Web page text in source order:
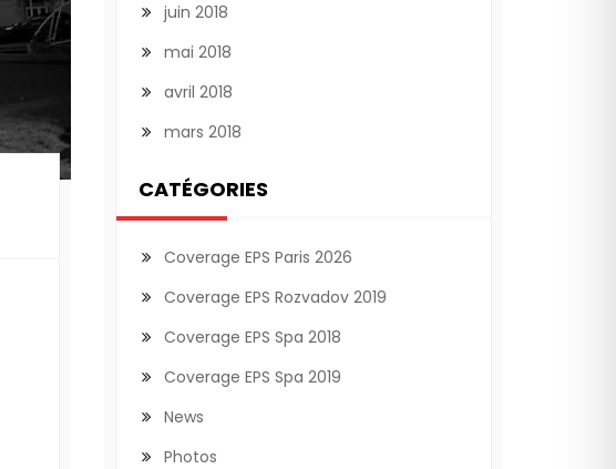
juin 2018
mai 2018
avril 2018
mars 2018
CATÉGORIES
Coverage EPS Paris 2026
Coverage EPS Rozvadov 2019
Coverage EPS Spa 2018
Coverage EPS Spa 2019
News
Photos